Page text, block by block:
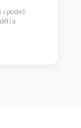
postelí
a